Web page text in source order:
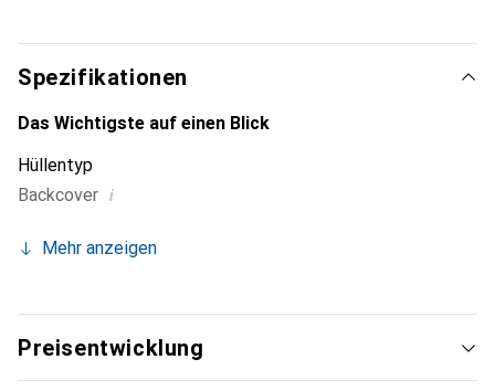
Produkte und eine zuverlässige Wahl für eine
anspruchsvolle Kundschaft.
Spezifikationen
Das Wichtigste auf einen Blick
Hüllentyp
Backcover i
Mehr anzeigen
Preisentwicklung